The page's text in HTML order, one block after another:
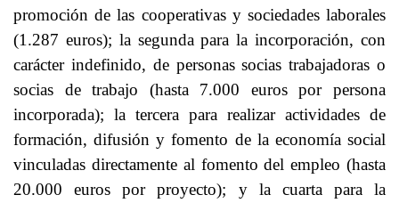
promoción de las cooperativas y sociedades laborales
(1.287 euros); la segunda para la incorporación, con
carácter indefinido, de personas socias trabajadoras o
socias de trabajo (hasta 7.000 euros por persona
incorporada); la tercera para realizar actividades de
formación, difusión y fomento de la economía social
vinculadas directamente al fomento del empleo (hasta
20.000 euros por proyecto); y la cuarta para la